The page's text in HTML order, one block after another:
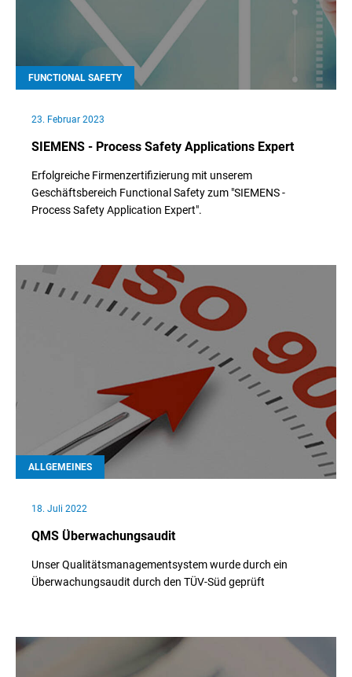
FUNCTIONAL SAFETY
23. Februar 2023
SIEMENS - Process Safety Applications Expert
Erfolgreiche Firmenzertifizierung mit unserem
Geschäftsbereich Functional Safety zum "SIEMENS -
Process Safety Application Expert".
// Weiterlesen
ALLGEMEINES
18. Juli 2022
QMS Überwachungsaudit
Unser Qualitätsmanagementsystem wurde durch ein
Überwachungsaudit durch den TÜV-Süd geprüft
// Weiterlesen